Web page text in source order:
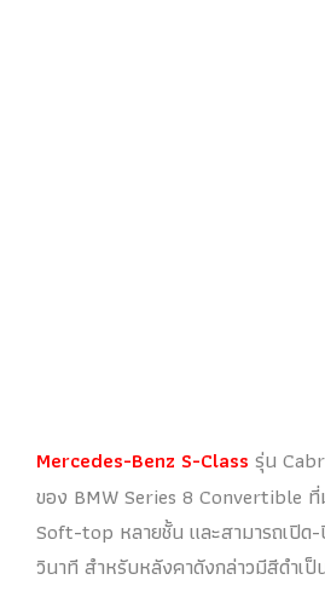
Mercedes-Benz S-Class รุ่น
ของ BMW Series 8 Convertible
Soft-top หลายชั้น และสามารถเปิด-
วินาที สำหรับหลังคาดังกล่าวมีสีดำเ